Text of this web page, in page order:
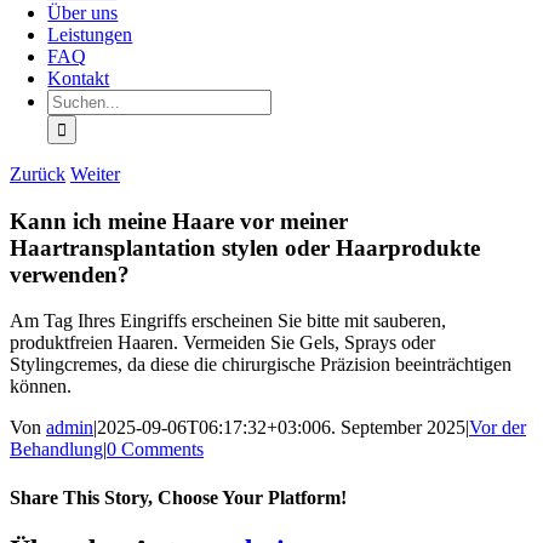
Über uns
Leistungen
FAQ
Kontakt
Suchen
nach:
Zurück Weiter
Kann ich meine Haare vor meiner
Haartransplantation stylen oder Haarprodukte
verwenden?
Am Tag Ihres Eingriffs erscheinen Sie bitte mit sauberen,
produktfreien Haaren. Vermeiden Sie Gels, Sprays oder
Stylingcremes, da diese die chirurgische Präzision beeinträchtigen
können.
Von admin|2025-09-06T06:17:32+03:006. September 2025|Vor der
Behandlung|0 Comments
Share This Story, Choose Your Platform!